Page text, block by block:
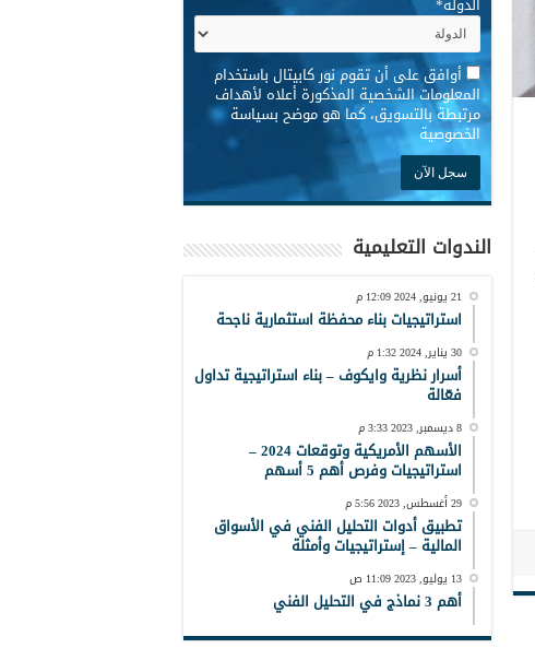
* أوافق على أن تقوم نور كابيتال باستخدام
المعلومات الشخصية المذكورة أعلاه لأهداف
مرتبطة بالتسويق، كما هو موضح بسياسة
الخصوصية
الندوات التعليمية
21 يونيو, 2024 12:09 م
استراتيجيات بناء محفظة استثمارية ناجحة
30 يناير, 2024 1:32 م
أسرار نظرية وايكوف – بناء استراتيجية تداول
فعّالة
8 ديسمبر, 2023 3:33 م
الأسهم الأمريكية وتوقعات 2024 –
استراتيجيات وفرص أهم 5 أسهم
29 أغسطس, 2023 5:56 م
تطبيق أدوات التحليل الفني في الأسواق
المالية – إستراتيجيات وأمثلة
13 يوليو, 2023 11:09 ص
أهم 3 نماذج في التحليل الفني